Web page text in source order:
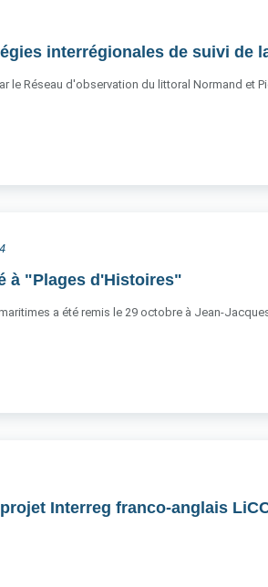
interrégionales de suivi de
le Réseau d'observation du littoral Normand et
à "Plages d'Histoires"
a été remis le 29 octobre à Jean-
Interreg franco-anglais